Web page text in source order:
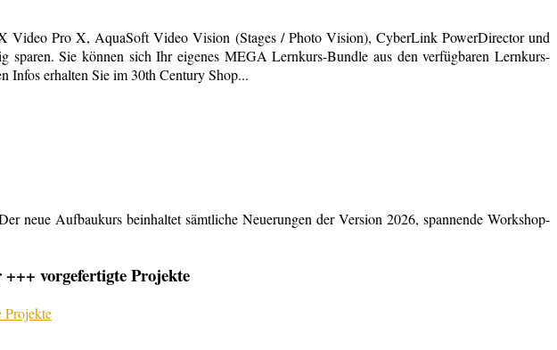
Pro X, AquaSoft Video Vision (Stages / Photo Vision), CyberLink PowerDirector und
Sie können sich Ihr eigenes MEGA Lernkurs-Bundle aus den verfügbaren Lernkurs-
Infos erhalten Sie im 30th Century Shop...
Aufbaukurs beinhaltet sämtliche Neuerungen der Version 2026, spannende Workshop-
vorgefertigte Projekte